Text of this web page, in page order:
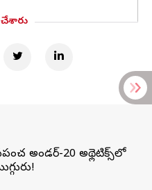
చేశారు
అండర్-20 అథ్లెటిక్స్‌లో